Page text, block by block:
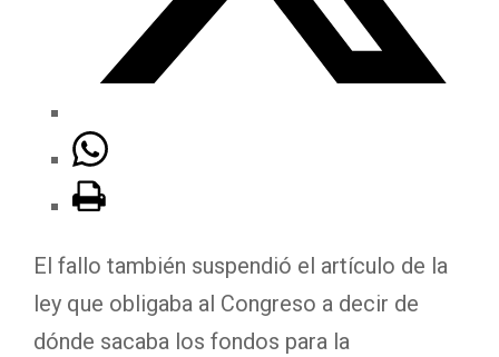
El fallo también suspendió el artículo de la
ley que obligaba al Congreso a decir de
dónde sacaba los fondos para la